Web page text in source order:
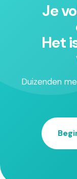
Je
Het
Duizenden